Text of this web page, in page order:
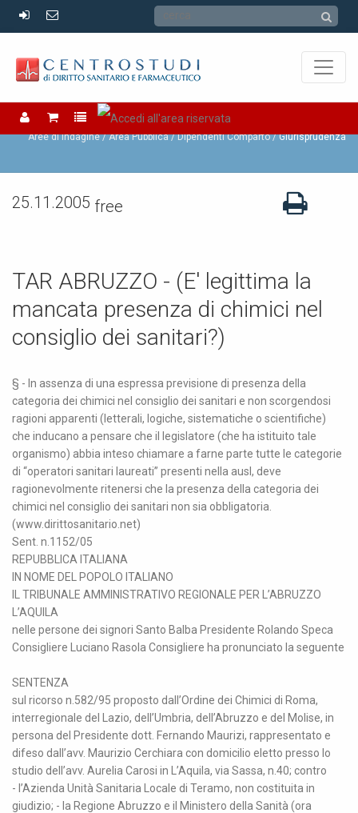
Dipendenti Comparto
Aree di Indagine / Area Pubblica / Dipendenti Comparto Giurisprudenza
25.11.2005 free
TAR ABRUZZO - (E' legittima la
mancata presenza di chimici nel
consiglio dei sanitari?)
§ - In assenza di una espressa previsione di presenza della
categoria dei chimici nel consiglio dei sanitari e non scorgendosi
ragioni apparenti (letterali, logiche, sistematiche o scientifiche)
che inducano a pensare che il legislatore (che ha istituito tale
organismo) abbia inteso chiamare a farne parte tutte le categorie
di “operatori sanitari laureati” presenti nella ausl, deve
ragionevolmente ritenersi che la presenza della categoria dei
chimici nel consiglio dei sanitari non sia obbligatoria.
(www.dirittosanitario.net)
Sent. n.1152/05
REPUBBLICA ITALIANA
IN NOME DEL POPOLO ITALIANO
IL TRIBUNALE AMMINISTRATIVO REGIONALE PER L’ABRUZZO
L’AQUILA
nelle persone dei signori Santo Balba Presidente Rolando Speca
Consigliere Luciano Rasola Consigliere ha pronunciato la seguente
SENTENZA
sul ricorso n.582/95 proposto dall’Ordine dei Chimici di Roma,
interregionale del Lazio, dell’Umbria, dell’Abruzzo e del Molise, in
persona del Presidente dott. Fernando Maurizi, rappresentato e
difeso dall’avv. Maurizio Cerchiara con domicilio eletto presso lo
studio dell’avv. Aurelia Carosi in L’Aquila, via Sassa, n.40; contro
- l’Azienda Unità Sanitaria Locale di Teramo, non costituita in
giudizio; - la Regione Abruzzo e il Ministero della Sanità (ora